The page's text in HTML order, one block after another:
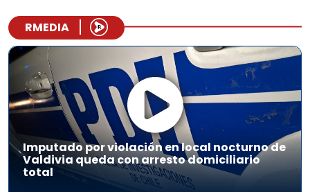
RMEDIA
Imputado por violación en local nocturno de
Valdivia queda con arresto domiciliario
total